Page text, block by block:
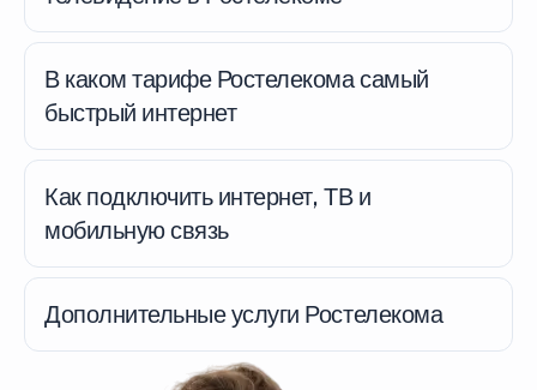
В каком тарифе Ростелекома самый
быстрый интернет
Как подключить интернет, ТВ и
мобильную связь
Дополнительные услуги Ростелекома